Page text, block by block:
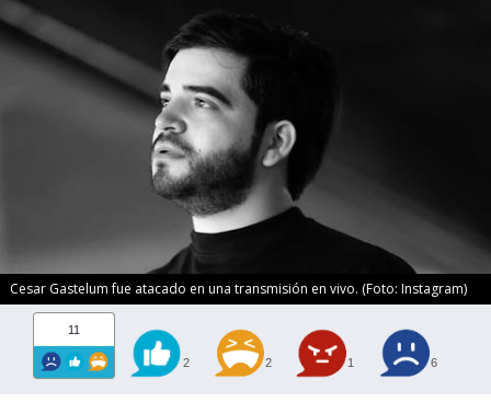
Cesar Gastelum fue atacado en una transmisión en vivo. (Foto: Instagram)
11
2 2 1 6